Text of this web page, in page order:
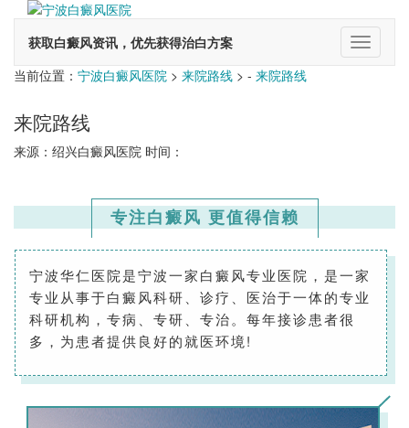
获取白癜风资讯，优先获得治白方案
切
换
当前位置： 宁波白癜风医院 > 来院路线 > - 来院路线
来院路线
来源：绍兴白癜风医院 时间：
​专注白癜风 更值得信赖
宁波华仁医院是宁波一家白癜风专业医院，是一家
专业从事于白癜风科研、诊疗、医治于一体的专业
科研机构，专病、专研、专治。每年接诊患者很
多，为患者提供良好的就医环境!